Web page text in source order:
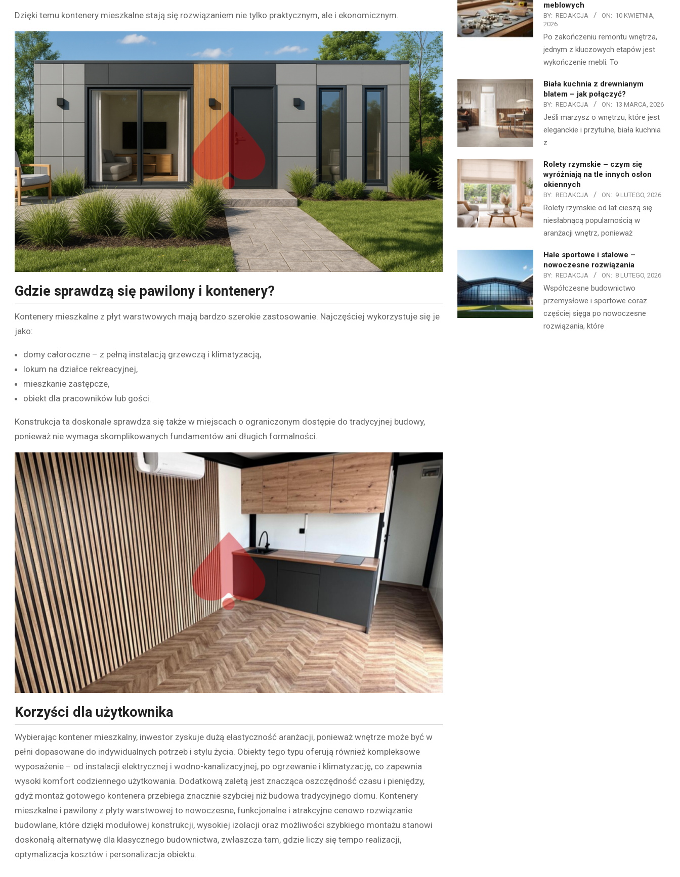
Dzięki temu kontenery mieszkalne stają się rozwiązaniem nie tylko praktycznym, ale i ekonomicznym.
Gdzie sprawdzą się pawilony i kontenery?
Kontenery mieszkalne z płyt warstwowych mają bardzo szerokie zastosowanie. Najczęściej wykorzystuje się je
jako:
domy całoroczne – z pełną instalacją grzewczą i klimatyzacją,
lokum na działce rekreacyjnej,
mieszkanie zastępcze,
obiekt dla pracowników lub gości.
Konstrukcja ta doskonale sprawdza się także w miejscach o ograniczonym dostępie do tradycyjnej budowy,
ponieważ nie wymaga skomplikowanych fundamentów ani długich formalności.
Korzyści dla użytkownika
Wybierając kontener mieszkalny, inwestor zyskuje dużą elastyczność aranżacji, ponieważ wnętrze może być w
pełni dopasowane do indywidualnych potrzeb i stylu życia. Obiekty tego typu oferują również kompleksowe
wyposażenie – od instalacji elektrycznej i wodno-kanalizacyjnej, po ogrzewanie i klimatyzację, co zapewnia
wysoki komfort codziennego użytkowania. Dodatkową zaletą jest znacząca oszczędność czasu i pieniędzy,
gdyż montaż gotowego kontenera przebiega znacznie szybciej niż budowa tradycyjnego domu. Kontenery
mieszkalne i pawilony z płyty warstwowej to nowoczesne, funkcjonalne i atrakcyjne cenowo rozwiązanie
budowlane, które dzięki modułowej konstrukcji, wysokiej izolacji oraz możliwości szybkiego montażu stanowi
doskonałą alternatywę dla klasycznego budownictwa, zwłaszcza tam, gdzie liczy się tempo realizacji,
optymalizacja kosztów i personalizacja obiektu.
meblowych
BY: REDAKCJA ON: 10 KWIETNIA,
2026
Po zakończeniu remontu wnętrza,
jednym z kluczowych etapów jest
wykończenie mebli. To
Biała kuchnia z drewnianym
blatem – jak połączyć?
BY: REDAKCJA ON: 13 MARCA, 2026
Jeśli marzysz o wnętrzu, które jest
eleganckie i przytulne, biała kuchnia
z
Rolety rzymskie – czym się
wyróżniają na tle innych osłon
okiennych
BY: REDAKCJA ON: 9 LUTEGO, 2026
Rolety rzymskie od lat cieszą się
niesłabnącą popularnością w
aranżacji wnętrz, ponieważ
Hale sportowe i stalowe –
nowoczesne rozwiązania
BY: REDAKCJA ON: 8 LUTEGO, 2026
Współczesne budownictwo
przemysłowe i sportowe coraz
częściej sięga po nowoczesne
rozwiązania, które